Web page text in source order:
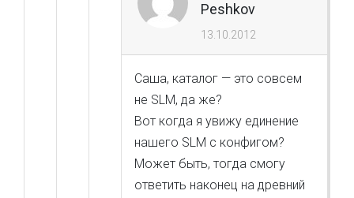
Peshkov
13.10.2012
Саша, каталог — это совсем
не SLM, да же?
Вот когда я увижу единение
нашего SLM с конфигом?
Может быть, тогда смогу
ответить наконец на древний